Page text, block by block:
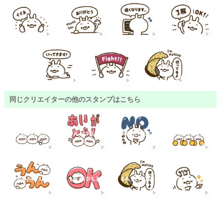
同じクリエイターの他のスタンプはこちら